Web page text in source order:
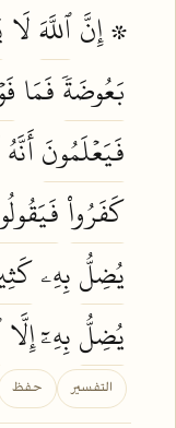
۞ إِنَّٱللَّهَلَا
بَعُوضَةٗفَمَا
فَيَعۡلَمُونَأَنَّهُ
كَفَرُواْ
يُضِلُّبِهِۦ
يُضِلُّبِهِۦٓ إِلَّا
التفسير حفظ